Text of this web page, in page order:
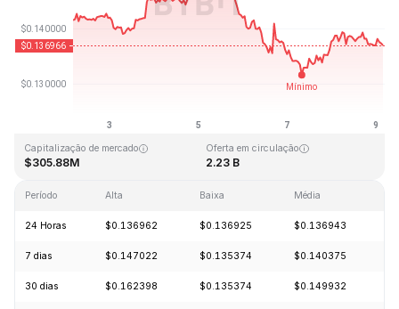
Última atualização: 2026-08-09, 03:57 GMT+0
Capitalização de mercado
$305.88M
Oferta em circulação
2.23 B
Período Alta Baixa Média
24 Horas $0.136962 $0.136925 $0.136943
7 dias $0.147022 $0.135374 $0.140375
30 dias $0.162398 $0.135374 $0.149932